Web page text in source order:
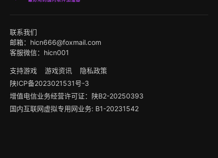
联系我们
邮箱：hicn666@foxmail.com
客服微信：hicn001
支持游戏 游戏资讯
隐私政策
陕ICP备2023021531号-3
增值电信业务经营许可证：陕B2-20250393
国内互联网虚拟专用网业务: B1-20231542